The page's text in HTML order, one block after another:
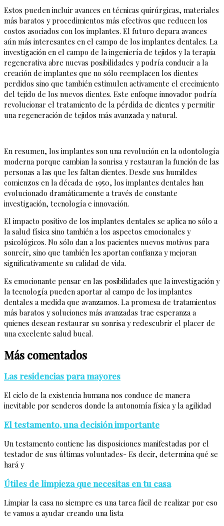
Estos pueden incluir avances en técnicas quirúrgicas, materiales
más baratos y procedimientos más efectivos que reducen los
costos asociados con los implantes. El futuro depara avances
aún más interesantes en el campo de los implantes dentales. La
investigación en el campo de la ingeniería de tejidos y la terapia
regenerativa abre nuevas posibilidades y podría conducir a la
creación de implantes que no sólo reemplacen los dientes
perdidos sino que también estimulen activamente el crecimiento
del tejido de los nuevos dientes. Este enfoque innovador podría
revolucionar el tratamiento de la pérdida de dientes y permitir
una regeneración de tejidos más avanzada y natural.
En resumen, los implantes son una revolución en la odontología
moderna porque cambian la sonrisa y restauran la función de las
personas a las que les faltan dientes. Desde sus humildes
comienzos en la década de 1950, los implantes dentales han
evolucionado dramáticamente a través de constante
investigación, tecnología e innovación.
El impacto positivo de los implantes dentales se aplica no sólo a
la salud física sino también a los aspectos emocionales y
psicológicos. No sólo dan a los pacientes nuevos motivos para
sonreír, sino que también les aportan confianza y mejoran
significativamente su calidad de vida.
Es emocionante pensar en las posibilidades que la investigación y
la tecnología pueden aportar al campo de los implantes
dentales a medida que avanzamos. La promesa de tratamientos
más baratos y soluciones más avanzadas trae esperanza a
quienes desean restaurar su sonrisa y redescubrir el placer de
una excelente salud bucal.
Más comentados
Las residencias para mayores
El ciclo de la existencia humana nos conduce de manera
inevitable por senderos donde la autonomía física y la agilidad
El testamento, una decisión importante
Un testamento contiene las disposiciones manifestadas por el
testador de sus últimas voluntades- Es decir, determina qué se
hará y
Útiles de limpieza que necesitas en tu casa
Limpiar la casa no siempre es una tarea fácil de realizar por eso
te vamos a ayudar creando una lista